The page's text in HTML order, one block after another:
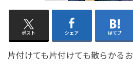
ポスト シェア はてブ
片付けても片付けても散らかる